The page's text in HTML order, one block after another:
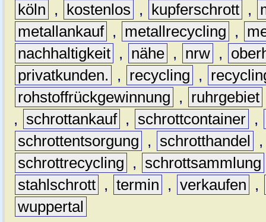
köln
, kostenlos , kupferschrott ,
metallankauf , metallrecycling ,
nachhaltigkeit , nähe , nrw ,
privatkunden.
, recycling ,
rohstoffrückgewinnung
, ruhrgebiet
,
schrottankauf , schrottcontainer ,
schrottentsorgung
, schrotthandel
schrottrecycling
, schrottsammlung
stahlschrott , termin , verkaufen
,
wuppertal